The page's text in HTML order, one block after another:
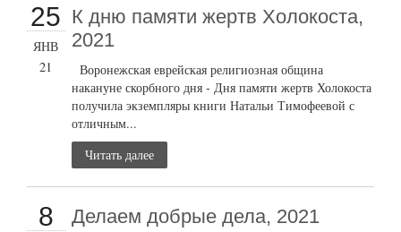
25
ЯНВ
21
К дню памяти жертв Холокоста,
2021
Воронежская еврейская религиозная община
накануне скорбного дня - Дня памяти жертв Холокоста
получила экземпляры книги Натальи Тимофеевой с
отличным...
Читать далее
8 Делаем добрые дела, 2021